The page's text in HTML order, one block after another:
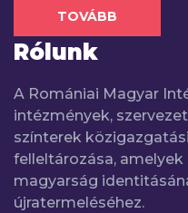
TOVÁBB
Rólunk
A Romániai Magyar
intézmények,
színterek
felleltározása,
magyarság
újratermeléséhez.